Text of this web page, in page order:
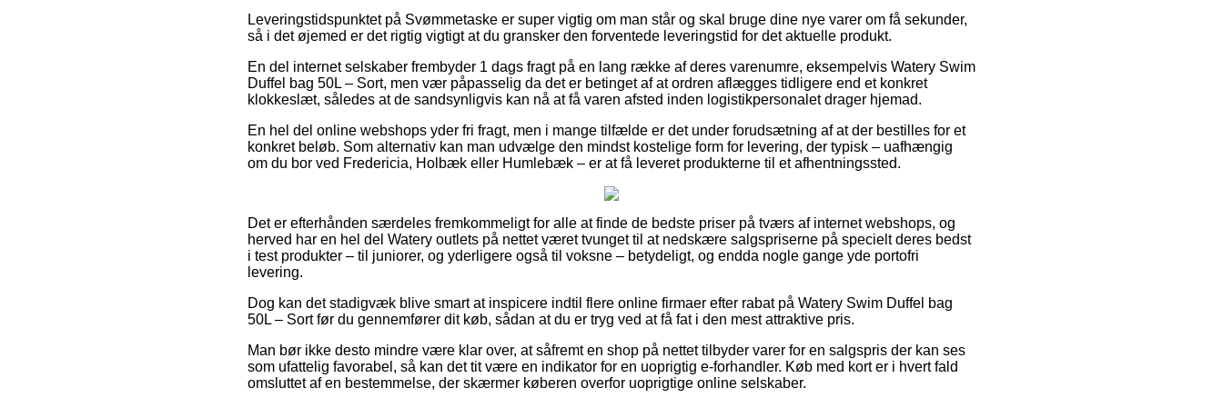
Leveringstidspunktet på Svømmetaske er super vigtig om man står og skal bruge dine nye varer om få sekunder,
så i det øjemed er det rigtig vigtigt at du gransker den forventede leveringstid for det aktuelle produkt.
En del internet selskaber frembyder 1 dags fragt på en lang række af deres varenumre, eksempelvis Watery Swim
Duffel bag 50L – Sort, men vær påpasselig da det er betinget af at ordren aflægges tidligere end et konkret
klokkeslæt, således at de sandsynligvis kan nå at få varen afsted inden logistikpersonalet drager hjemad.
En hel del online webshops yder fri fragt, men i mange tilfælde er det under forudsætning af at der bestilles for et
konkret beløb. Som alternativ kan man udvælge den mindst kostelige form for levering, der typisk – uafhængig
om du bor ved Fredericia, Holbæk eller Humlebæk – er at få leveret produkterne til et afhentningssted.
Det er efterhånden særdeles fremkommeligt for alle at finde de bedste priser på tværs af internet webshops, og
herved har en hel del Watery outlets på nettet været tvunget til at nedskære salgspriserne på specielt deres bedst
i test produkter – til juniorer, og yderligere også til voksne – betydeligt, og endda nogle gange yde portofri
levering.
Dog kan det stadigvæk blive smart at inspicere indtil flere online firmaer efter rabat på Watery Swim Duffel bag
50L – Sort før du gennemfører dit køb, sådan at du er tryg ved at få fat i den mest attraktive pris.
Man bør ikke desto mindre være klar over, at såfremt en shop på nettet tilbyder varer for en salgspris der kan ses
som ufattelig favorabel, så kan det tit være en indikator for en uoprigtig e-forhandler. Køb med kort er i hvert fald
omsluttet af en bestemmelse, der skærmer køberen overfor uoprigtige online selskaber.